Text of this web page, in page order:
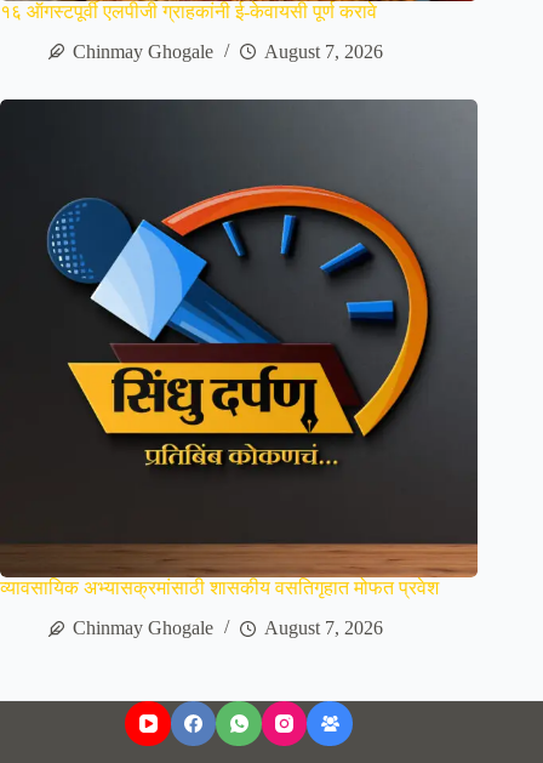
१६ ऑगस्टपूर्वी एलपीजी ग्राहकांनी ई-केवायसी पूर्ण करावे
Chinmay Ghogale
August 7, 2026
व्यावसायिक अभ्यासक्रमांसाठी शासकीय वसतिगृहात मोफत प्रवेश
Chinmay Ghogale
August 7, 2026